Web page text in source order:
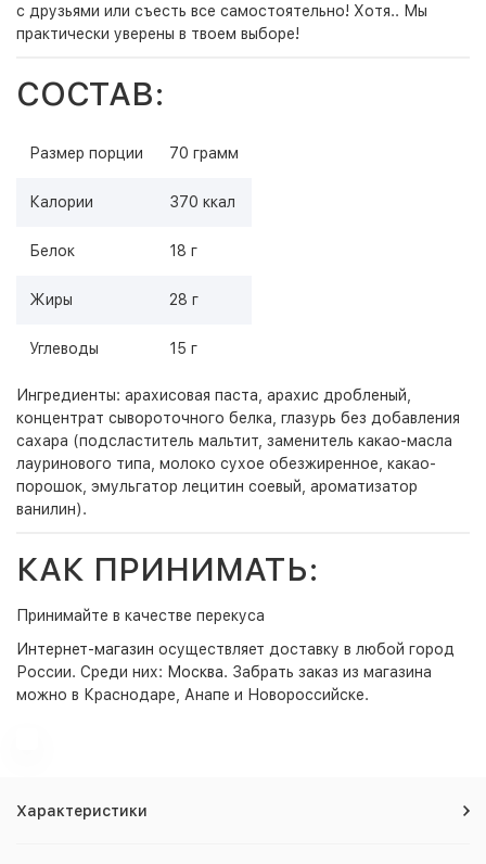
с друзьями или съесть все самостоятельно! Хотя.. Мы
практически уверены в твоем выборе!
СОСТАВ:
Размер порции 70 грамм
Калории 370 ккал
Белок 18 г
Жиры 28 г
Углеводы 15 г
Ингредиенты: арахисовая паста, арахис дробленый,
концентрат сывороточного белка, глазурь без добавления
сахара (подсластитель мальтит, заменитель какао-масла
лауринового типа, молоко сухое обезжиренное, какао-
порошок, эмульгатор лецитин соевый, ароматизатор
ванилин).
КАК ПРИНИМАТЬ:
Принимайте в качестве перекуса
Интернет-магазин осуществляет доставку в любой город
России. Среди них: Москва. Забрать заказ из магазина
можно в Краснодаре, Анапе и Новороссийске.
Характеристики